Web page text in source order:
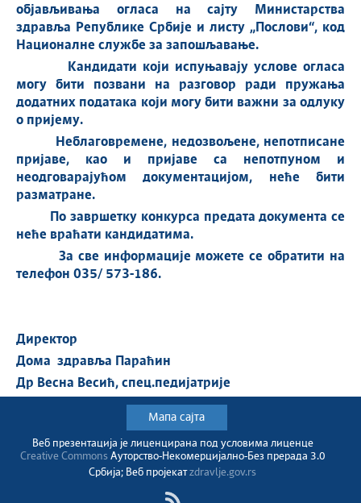
објављивања огласа на сајту Министарства
здравља Републике Србије и листу „Послови“, код
Националне службе за запошљавање.
Кандидати који испуњавају услове огласа
могу бити позвани на разговор ради пружања
додатних података који могу бити важни за одлуку
о пријему.
Неблаговремене, недозвољене, непотписане
пријаве, као и пријаве са непотпуном и
неодговарајућом документацијом, неће бити
разматране.
По завршетку конкурса предата документа се
неће враћати кандидатима.
За све информације можете се обратити на
телефон 035/ 573-186.
Директор
Дома здравља Параћин
Др Весна Весић, спец.педијатрије
Мапа сајта
Веб презентација jе лиценциранa под условима лиценце
Creative CommonsАуторство-Некомерцијално-Без прерада 3.0
Србија; Веб пројекатzdravlje.gov.rs